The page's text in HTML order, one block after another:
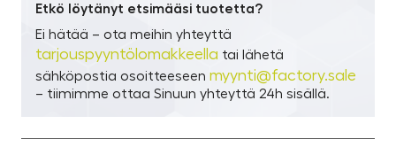
Etkö löytänyt etsimääsi tuotetta?
Ei hätää – ota meihin yhteyttä
tarjouspyyntölomakkeella tai lähetä
sähköpostia osoitteeseen myynti@factory.sale
– tiimimme ottaa Sinuun yhteyttä 24h sisällä.